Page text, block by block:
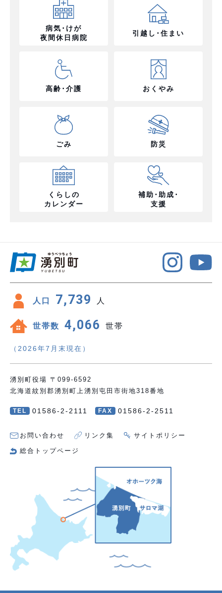
病気･けが
夜間休日病院
引越し･住まい
高齢･介護 おくやみ
ごみ 防災
くらしの
カレンダー
補助･助成･
支援
人口 7,739 人
世帯数 4,066 世帯
（2026年7月末現在）
湧別町役場 〒099-6592
北海道紋別郡湧別町上湧別屯田市街地318番地
TEL 01586-2-2111 FAX 01586-2-2511
お問い合わせ リンク集 サイトポリシー
総合トップページ